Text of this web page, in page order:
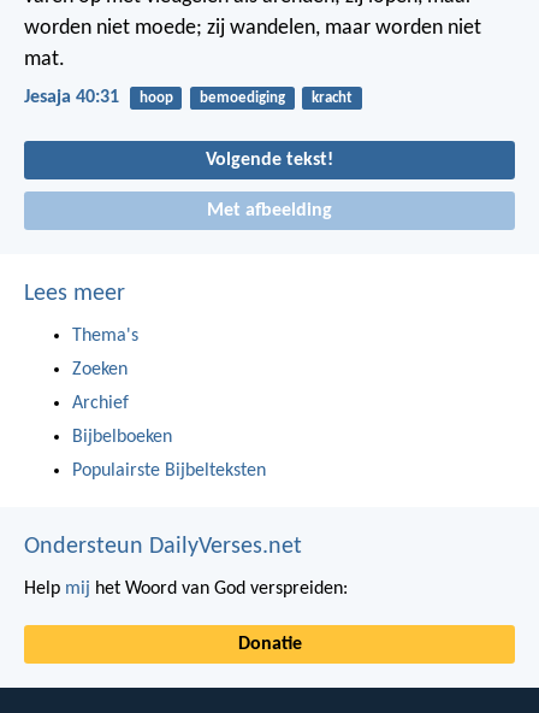
worden niet moede; zij wandelen, maar worden niet
mat.
Jesaja 40:31 hoop bemoediging kracht
Volgende tekst!
Met afbeelding
Lees meer
Thema's
Zoeken
Archief
Bijbelboeken
Populairste Bijbelteksten
Ondersteun DailyVerses.net
Help mij het Woord van God verspreiden:
Donatie